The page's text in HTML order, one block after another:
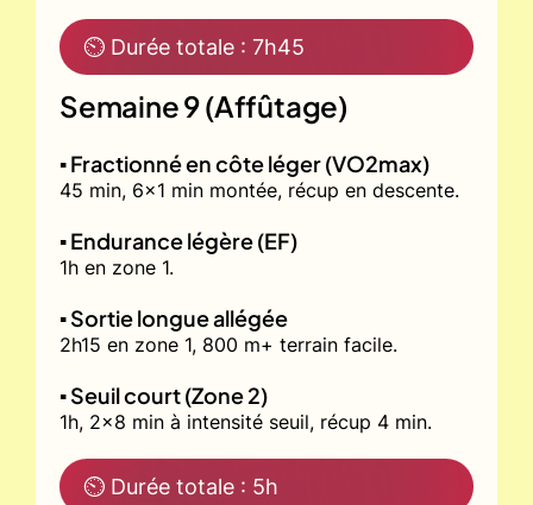
⏲ Durée totale : 7h45
Semaine 9 (Affûtage)
▪️ Fractionné en côte léger (VO2max)
45 min, 6x1 min montée, récup en descente.
▪️ Endurance légère (EF)
1h en zone 1.
▪️ Sortie longue allégée
2h15 en zone 1, 800 m+ terrain facile.
▪️ Seuil court (Zone 2)
1h, 2x8 min à intensité seuil, récup 4 min.
⏲ Durée totale : 5h